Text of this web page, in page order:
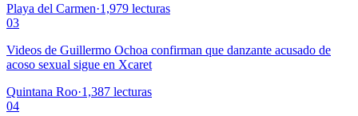
Playa del Carmen·1,979 lecturas
03
Videos de Guillermo Ochoa confirman que danzante acusado de
acoso sexual sigue en Xcaret
Quintana Roo·1,387 lecturas
04